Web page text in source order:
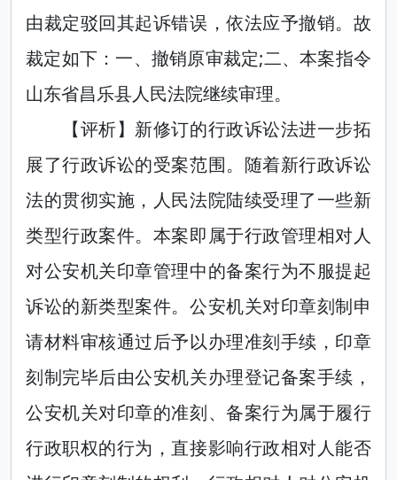
由裁定驳回其起诉错误，依法应予撤销。故
裁定如下：一、撤销原审裁定;二、本案指令
山东省昌乐县人民法院继续审理。
【评析】新修订的行政诉讼法进一步拓
展了行政诉讼的受案范围。随着新行政诉讼
法的贯彻实施，人民法院陆续受理了一些新
类型行政案件。本案即属于行政管理相对人
对公安机关印章管理中的备案行为不服提起
诉讼的新类型案件。公安机关对印章刻制申
请材料审核通过后予以办理准刻手续，印章
刻制完毕后由公安机关办理登记备案手续，
公安机关对印章的准刻、备案行为属于履行
行政职权的行为，直接影响行政相对人能否